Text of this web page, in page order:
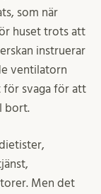
som när
huset trots att
instruerar
ventilatorn
för svaga för att
bort.
Men det